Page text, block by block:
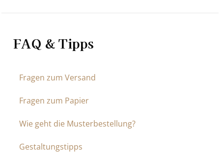
FAQ & Tipps
Fragen zum Versand
Fragen zum Papier
Wie geht die Musterbestellung?
Gestaltungstipps